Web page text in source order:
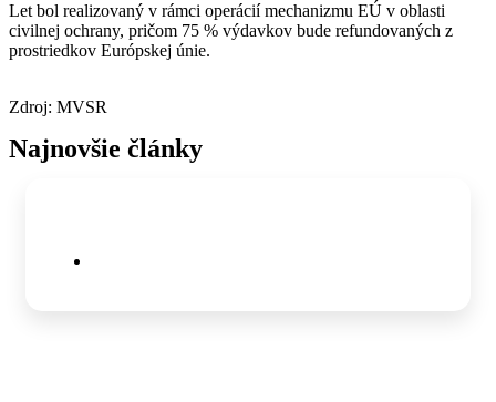
Let bol realizovaný v rámci operácií mechanizmu EÚ v oblasti
civilnej ochrany, pričom 75 % výdavkov bude refundovaných z
prostriedkov Európskej únie.
Zdroj: MVSR
Najnovšie články